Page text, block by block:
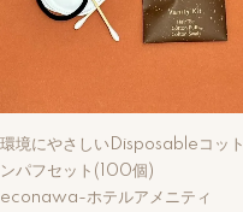
環境にやさしいDisposableコット
ンパフセット(100個)
econawa-ホテルアメニティ